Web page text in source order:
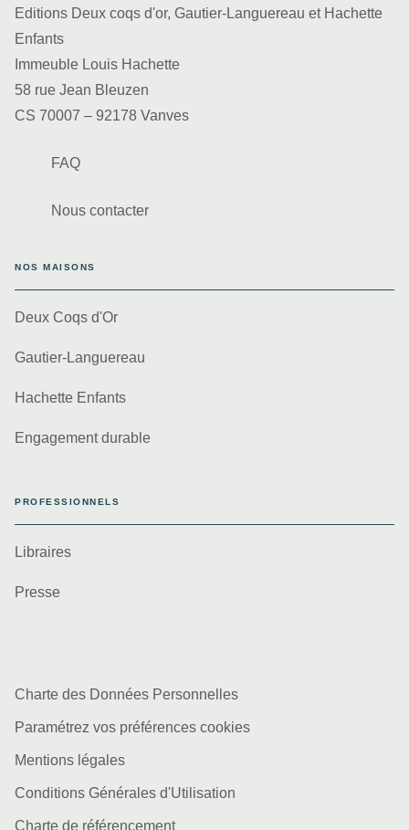
Editions Deux coqs d'or, Gautier-Languereau et Hachette
Enfants
Immeuble Louis Hachette
58 rue Jean Bleuzen
CS 70007 – 92178 Vanves
FAQ
Nous contacter
NOS MAISONS
Deux Coqs d'Or
Gautier-Languereau
Hachette Enfants
Engagement durable
PROFESSIONNELS
Libraires
Presse
Charte des Données Personnelles
Paramétrez vos préférences cookies
Mentions légales
Conditions Générales d'Utilisation
Charte de référencement